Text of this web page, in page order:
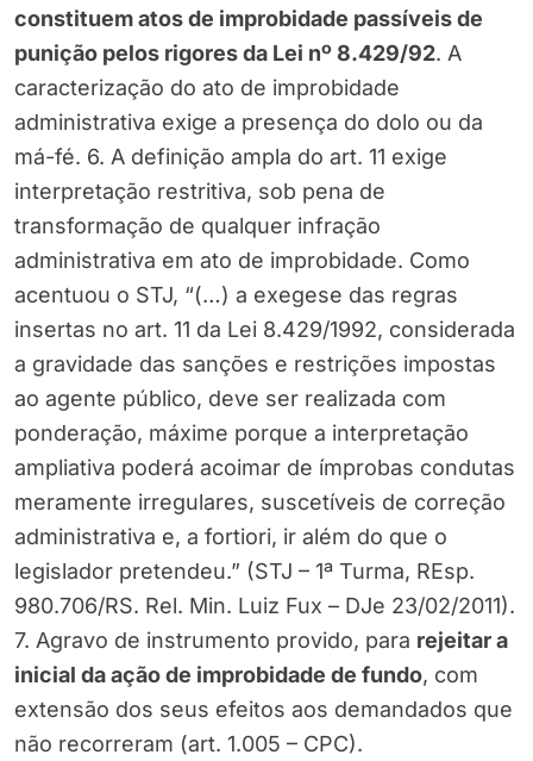
constituem atos de improbidade passíveis de
punição pelos rigores da Lei nº 8.429/92. A
caracterização do ato de improbidade
administrativa exige a presença do dolo ou da
má-fé. 6. A definição ampla do art. 11 exige
interpretação restritiva, sob pena de
transformação de qualquer infração
administrativa em ato de improbidade. Como
acentuou o STJ, “(…) a exegese das regras
insertas no art. 11 da Lei 8.429/1992, considerada
a gravidade das sanções e restrições impostas
ao agente público, deve ser realizada com
ponderação, máxime porque a interpretação
ampliativa poderá acoimar de ímprobas condutas
meramente irregulares, suscetíveis de correção
administrativa e, a fortiori, ir além do que o
legislador pretendeu.” (STJ – 1ª Turma, REsp.
980.706/RS. Rel. Min. Luiz Fux – DJe 23/02/2011).
7. Agravo de instrumento provido, para rejeitar a
inicial da ação de improbidade de fundo, com
extensão dos seus efeitos aos demandados que
não recorreram (art. 1.005 – CPC).